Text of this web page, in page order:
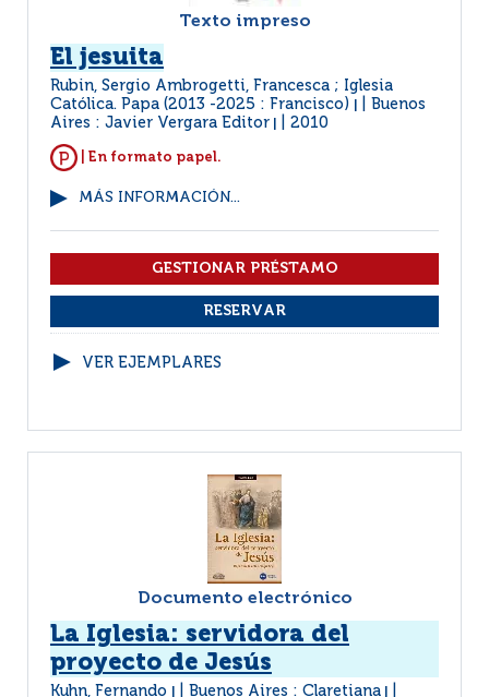
Texto impreso
El jesuita
Rubin, Sergio Ambrogetti, Francesca ; Iglesia
Católica. Papa (2013 -2025 : Francisco)
Buenos
Aires : Javier Vergara Editor
2010
| En formato papel.
MÁS INFORMACIÓN...
VER EJEMPLARES
Documento electrónico
La Iglesia: servidora del
proyecto de Jesús
Kuhn, Fernando Buenos Aires : Claretiana